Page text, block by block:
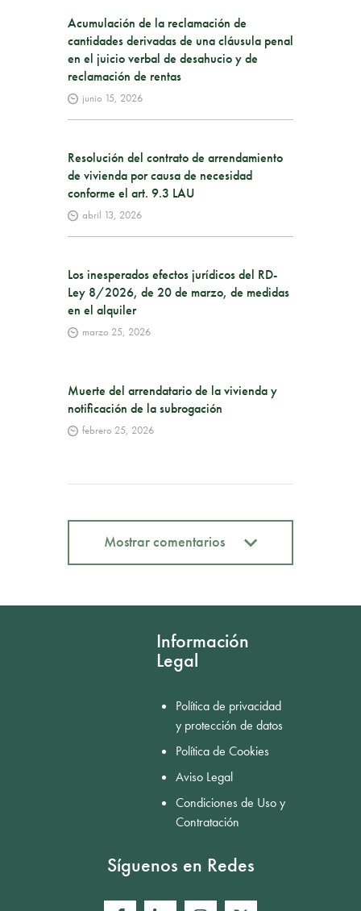
Acumulación de la reclamación de
cantidades derivadas de una cláusula penal
en el juicio verbal de desahucio y de
reclamación de rentas
junio 15, 2026
Resolución del contrato de arrendamiento
de vivienda por causa de necesidad
conforme el art. 9.3 LAU
abril 13, 2026
Los inesperados efectos jurídicos del RD-
Ley 8/2026, de 20 de marzo, de medidas
en el alquiler
marzo 25, 2026
Muerte del arrendatario de la vivienda y
notificación de la subrogación
febrero 25, 2026
Mostrar comentarios
Información
Legal
Política de privacidad
y protección de datos
Política de Cookies
Aviso Legal
Condiciones de Uso y
Contratación
Síguenos en Redes